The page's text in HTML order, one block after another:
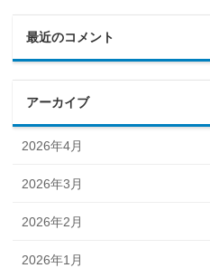
最近のコメント
アーカイブ
2026年4月
2026年3月
2026年2月
2026年1月